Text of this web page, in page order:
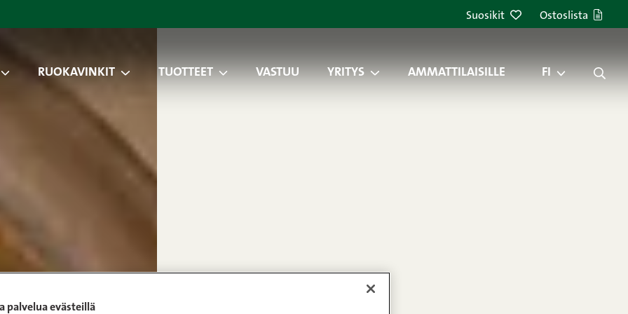
Suosikit Ostoslista
RUOKAVINKIT TUOTTEET VASTUU YRITYS AMMATTILAISILLE FI
palvelua evästeillä